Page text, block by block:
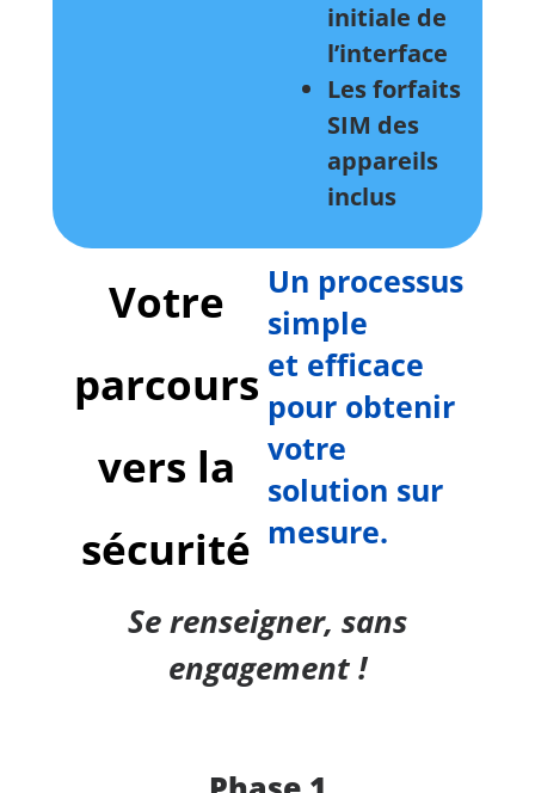
initiale de
l’interface
Les forfaits
SIM des
appareils
inclus
Votre
parcours
vers la
sécurité
Un processus
simple
et efficace
pour obtenir
votre
solution sur
mesure.
Se renseigner, sans
engagement !